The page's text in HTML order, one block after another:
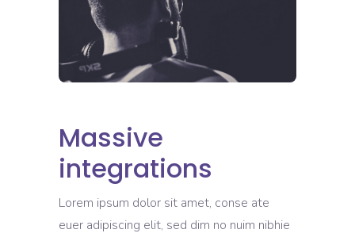
Massive
integrations
Lorem ipsum dolor sit amet, conse ate
euer adipiscing elit, sed dim no nuim nibhie